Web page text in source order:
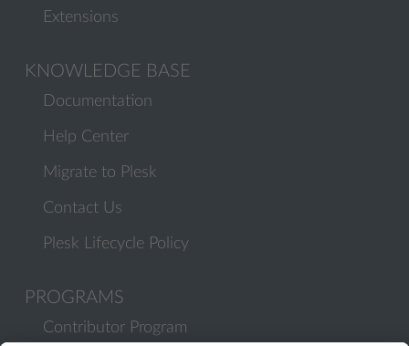
Extensions
KNOWLEDGE BASE
Documentation
Help Center
Migrate to Plesk
Contact Us
Plesk Lifecycle Policy
PROGRAMS
Contributor Program